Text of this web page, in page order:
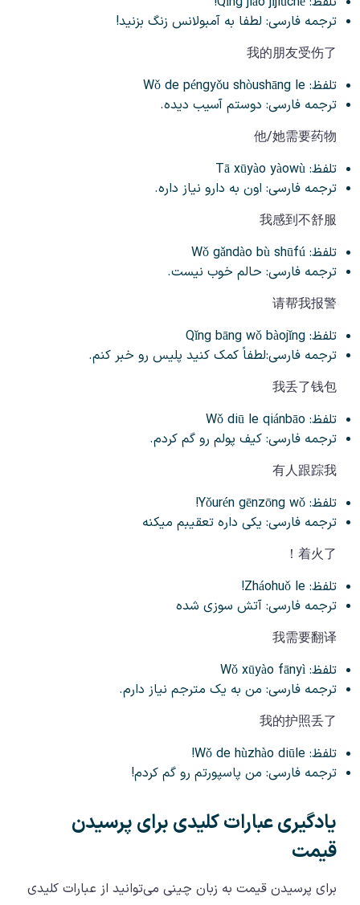
ترجمه فارسی: لطفا به آمبولانس زنگ بزنید!
我的朋友受伤了
تلفظ: Wǒ de péngyǒu shòushāng le
ترجمه فارسی: دوستم آسیب دیده.
他/她需要药物
تلفظ: Tā xūyào yàowù
ترجمه فارسی: اون به دارو نیاز داره.
我感到不舒服
تلفظ: Wǒ gǎndào bù shūfú
ترجمه فارسی: حالم خوب نیست.
请帮我报警
تلفظ: Qǐng bāng wǒ bàojǐng
ترجمه فارسی:لطفاً کمک کنید پلیس رو خبر کنم.
我丢了钱包
تلفظ: Wǒ diū le qiánbāo
ترجمه فارسی: کیف پولم رو گم کردم.
有人跟踪我
تلفظ: Yǒurén gēnzōng wǒ!
ترجمه فارسی: یکی داره تعقیبم میکنه
着火了！
تلفظ: Zháohuǒ le!
ترجمه فارسی: آتش سوزی شده
我需要翻译
تلفظ: Wǒ xūyào fānyì
ترجمه فارسی: من به یک مترجم نیاز دارم.
我的护照丢了
تلفظ: Wǒ de hùzhào diūle!
ترجمه فارسی: من پاسپورتم رو گم کردم!
یادگیری عبارات کلیدی برای پرسیدن
قیمت
برای پرسیدن قیمت به زبان چینی می‌توانید از عبارات کلیدی